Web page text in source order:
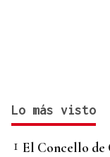
Lo más visto
El Concello de